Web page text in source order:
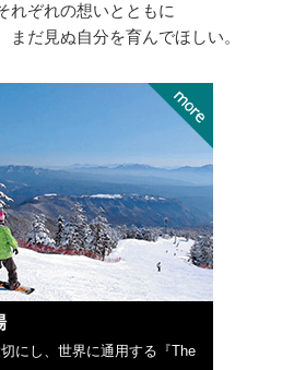
れぞれの想いとともに
まだ見ぬ自分を育んでほしい。
にし、世界に通用する『The